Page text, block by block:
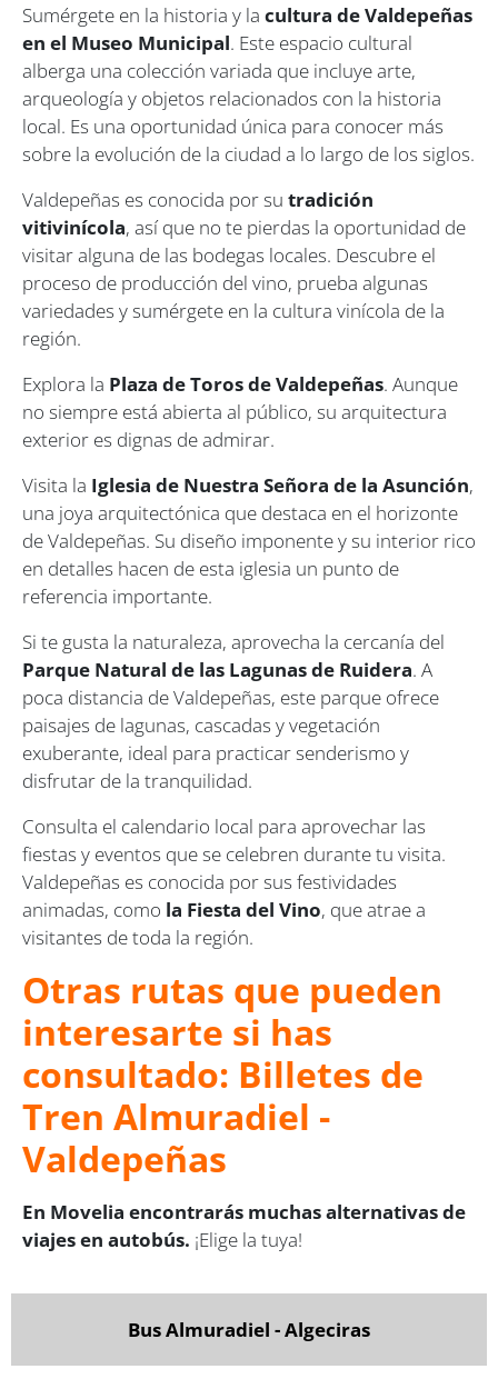
Sumérgete en la historia y la cultura de Valdepeñas
en el Museo Municipal. Este espacio cultural
alberga una colección variada que incluye arte,
arqueología y objetos relacionados con la historia
local. Es una oportunidad única para conocer más
sobre la evolución de la ciudad a lo largo de los siglos.
Valdepeñas es conocida por su tradición
vitivinícola, así que no te pierdas la oportunidad de
visitar alguna de las bodegas locales. Descubre el
proceso de producción del vino, prueba algunas
variedades y sumérgete en la cultura vinícola de la
región.
Explora la Plaza de Toros de Valdepeñas. Aunque
no siempre está abierta al público, su arquitectura
exterior es dignas de admirar.
Visita la Iglesia de Nuestra Señora de la Asunción,
una joya arquitectónica que destaca en el horizonte
de Valdepeñas. Su diseño imponente y su interior rico
en detalles hacen de esta iglesia un punto de
referencia importante.
Si te gusta la naturaleza, aprovecha la cercanía del
Parque Natural de las Lagunas de Ruidera. A
poca distancia de Valdepeñas, este parque ofrece
paisajes de lagunas, cascadas y vegetación
exuberante, ideal para practicar senderismo y
disfrutar de la tranquilidad.
Consulta el calendario local para aprovechar las
fiestas y eventos que se celebren durante tu visita.
Valdepeñas es conocida por sus festividades
animadas, como la Fiesta del Vino, que atrae a
visitantes de toda la región.
Otras rutas que pueden
interesarte si has
consultado: Billetes de
Tren Almuradiel -
Valdepeñas
En Movelia encontrarás muchas alternativas de
viajes en autobús. ¡Elige la tuya!
Bus Almuradiel - Algeciras